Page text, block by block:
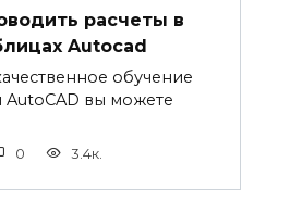
расчеты в
Autocad
обучение
AutoCAD вы можете
0 3.4к.